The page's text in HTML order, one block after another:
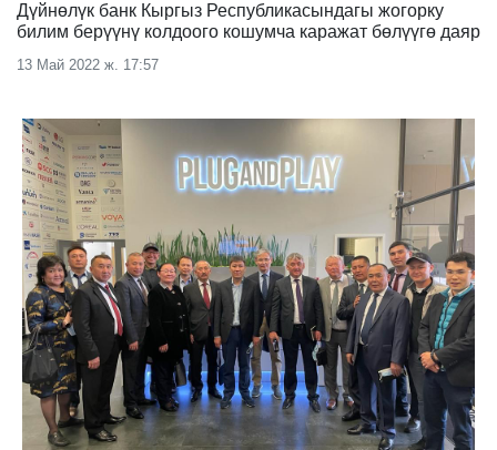
Дүйнөлүк банк Кыргыз Республикасындагы жогорку
билим берүүнү колдоого кошумча каражат бөлүүгө даяр
13 Май 2022 ж. 17:57